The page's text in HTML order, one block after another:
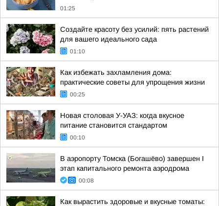
01:25
Создайте красоту без усилий: пять растений
для вашего идеального сада
01:10
Как избежать захламления дома:
практические советы для упрощения жизни
00:25
Новая столовая У-УАЗ: когда вкусное
питание становится стандартом
00:10
В аэропорту Томска (Богашёво) завершен I
этап капитального ремонта аэродрома
00:08
Как вырастить здоровые и вкусные томаты: